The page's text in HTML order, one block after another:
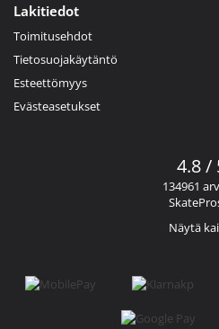
Lakitiedot
Toimitusehdot
Tietosuojakäytäntö
Esteettömyys
Evästeasetukset
4.8 /
134961
Näytä